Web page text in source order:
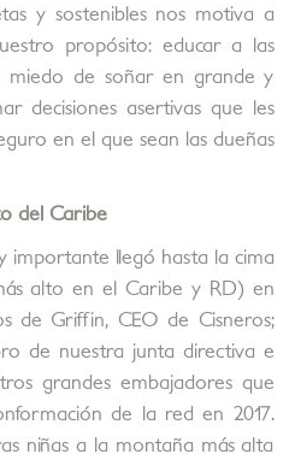
y sostenibles nos motiva a
propósito: educar a las
miedo de soñar en grande y
decisiones asertivas que les
en el que sean las dueñas
del Caribe
importante llegó hasta la cima
alto en el Caribe y RD) en
de Griffin, CEO de Cisneros;
de nuestra junta directiva e
grandes embajadores que
de la red en 2017.
niñas a la montaña más alta